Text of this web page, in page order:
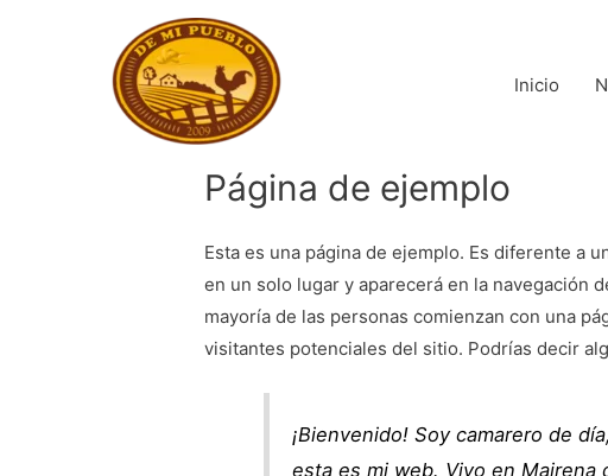
Inicio
Página de ejemplo
Esta es una página de ejemplo. Es diferente a
en un solo lugar y aparecerá en la navegación
mayoría de las personas comienzan con una
visitantes potenciales del sitio. Podrías decir
¡Bienvenido! Soy camarero de
esta es mi web. Vivo en